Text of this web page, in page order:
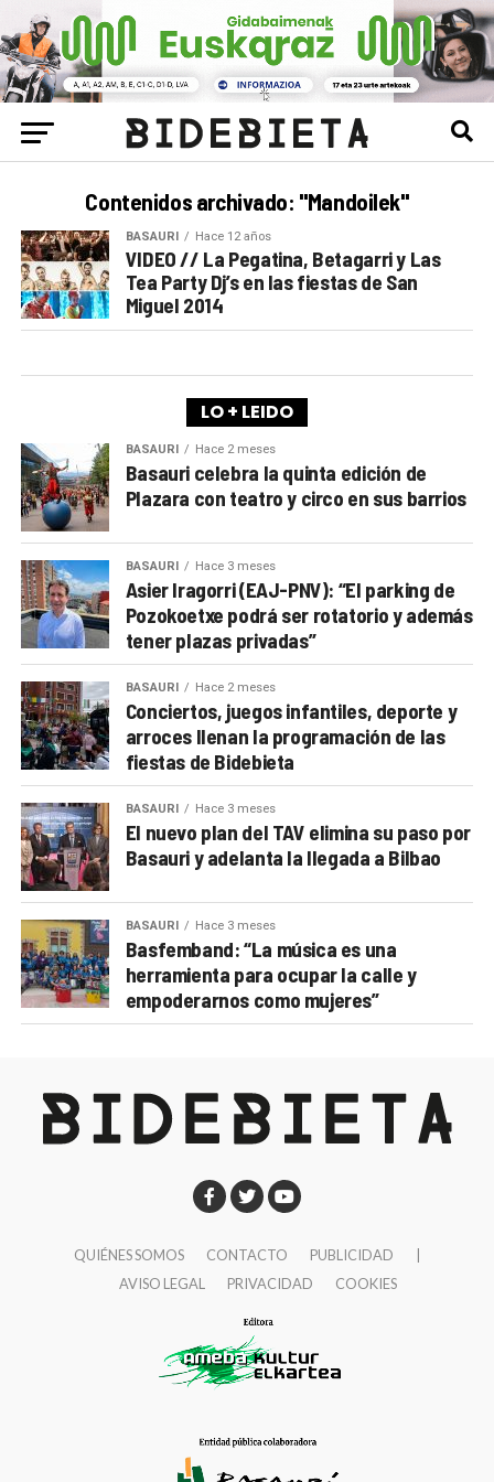
Contenidos archivado: "Mandoilek"
BASAURI Hace 12 años
VIDEO // La Pegatina, Betagarri y Las
Tea Party Dj’s en las fiestas de San
Miguel 2014
LO + LEIDO
BASAURI Hace 2 meses
Basauri celebra la quinta edición de
Plazara con teatro y circo en sus barrios
BASAURI Hace 3 meses
Asier Iragorri (EAJ-PNV): “El parking de
Pozokoetxe podrá ser rotatorio y además
tener plazas privadas”
BASAURI Hace 2 meses
Conciertos, juegos infantiles, deporte y
arroces llenan la programación de las
fiestas de Bidebieta
BASAURI Hace 3 meses
El nuevo plan del TAV elimina su paso por
Basauri y adelanta la llegada a Bilbao
BASAURI Hace 3 meses
Basfemband: “La música es una
herramienta para ocupar la calle y
empoderarnos como mujeres”
QUIÉNES SOMOS CONTACTO PUBLICIDAD
AVISO LEGAL
PRIVACIDAD COOKIES